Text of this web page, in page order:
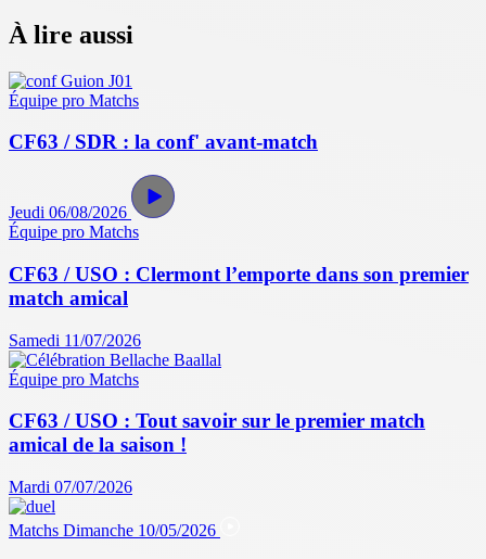
À lire aussi
Équipe pro Matchs
CF63 / SDR : la conf' avant-match
Jeudi 06/08/2026
Équipe pro Matchs
CF63 / USO : Clermont l’emporte dans son premier
match amical
Samedi 11/07/2026
Équipe pro Matchs
CF63 / USO : Tout savoir sur le premier match
amical de la saison !
Mardi 07/07/2026
Matchs Dimanche 10/05/2026